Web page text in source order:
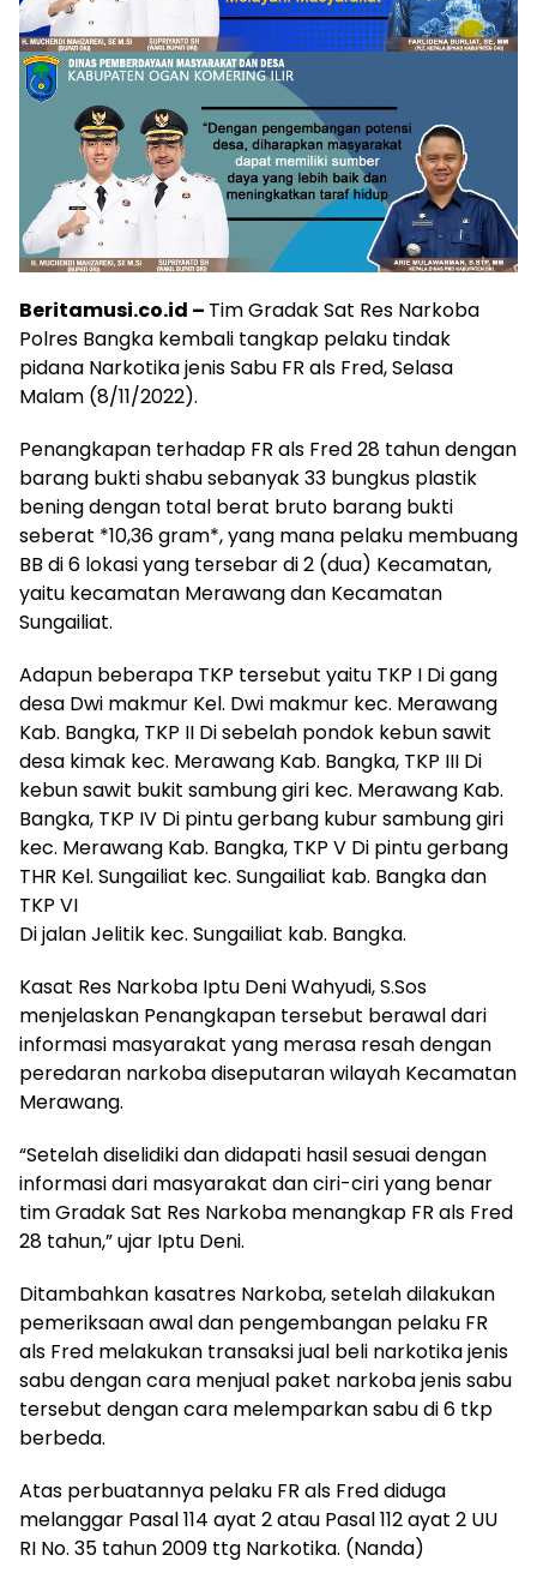
Beritamusi.co.id – Tim Gradak Sat Res Narkoba
Polres Bangka kembali tangkap pelaku tindak
pidana Narkotika jenis Sabu FR als Fred, Selasa
Malam (8/11/2022).
Penangkapan terhadap FR als Fred 28 tahun dengan
barang bukti shabu sebanyak 33 bungkus plastik
bening dengan total berat bruto barang bukti
seberat *10,36 gram*, yang mana pelaku membuang
BB di 6 lokasi yang tersebar di 2 (dua) Kecamatan,
yaitu kecamatan Merawang dan Kecamatan
Sungailiat.
Adapun beberapa TKP tersebut yaitu TKP I Di gang
desa Dwi makmur Kel. Dwi makmur kec. Merawang
Kab. Bangka, TKP II Di sebelah pondok kebun sawit
desa kimak kec. Merawang Kab. Bangka, TKP III Di
kebun sawit bukit sambung giri kec. Merawang Kab.
Bangka, TKP IV Di pintu gerbang kubur sambung giri
kec. Merawang Kab. Bangka, TKP V Di pintu gerbang
THR Kel. Sungailiat kec. Sungailiat kab. Bangka dan
TKP VI
Di jalan Jelitik kec. Sungailiat kab. Bangka.
Kasat Res Narkoba Iptu Deni Wahyudi, S.Sos
menjelaskan Penangkapan tersebut berawal dari
informasi masyarakat yang merasa resah dengan
peredaran narkoba diseputaran wilayah Kecamatan
Merawang.
“Setelah diselidiki dan didapati hasil sesuai dengan
informasi dari masyarakat dan ciri-ciri yang benar
tim Gradak Sat Res Narkoba menangkap FR als Fred
28 tahun,” ujar Iptu Deni.
Ditambahkan kasatres Narkoba, setelah dilakukan
pemeriksaan awal dan pengembangan pelaku FR
als Fred melakukan transaksi jual beli narkotika jenis
sabu dengan cara menjual paket narkoba jenis sabu
tersebut dengan cara melemparkan sabu di 6 tkp
berbeda.
Atas perbuatannya pelaku FR als Fred diduga
melanggar Pasal 114 ayat 2 atau Pasal 112 ayat 2 UU
RI No. 35 tahun 2009 ttg Narkotika. (Nanda)